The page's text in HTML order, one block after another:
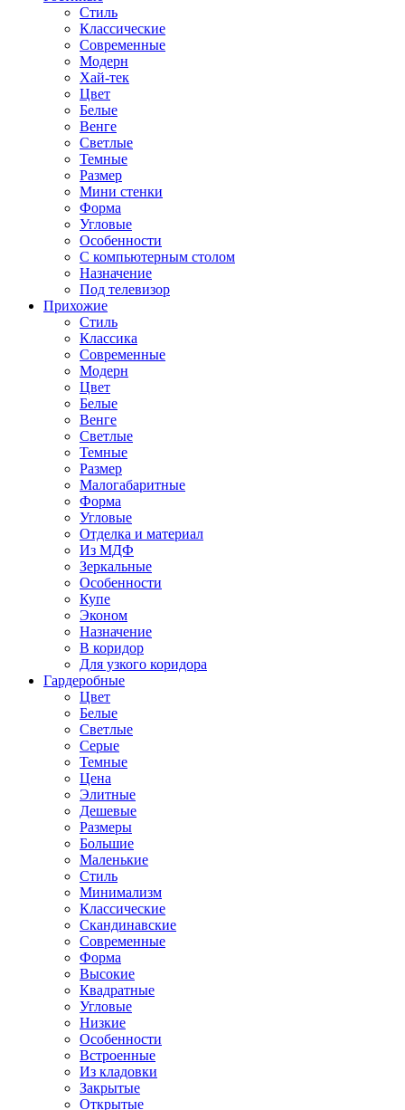
Стиль
Классические
Современные
Модерн
Хай-тек
Цвет
Белые
Венге
Светлые
Темные
Размер
Мини стенки
Форма
Угловые
Особенности
С компьютерным столом
Назначение
Под телевизор
Прихожие
Стиль
Классика
Современные
Модерн
Цвет
Белые
Венге
Светлые
Темные
Размер
Малогабаритные
Форма
Угловые
Отделка и материал
Из МДФ
Зеркальные
Особенности
Купе
Эконом
Назначение
В коридор
Для узкого коридора
Гардеробные
Цвет
Белые
Светлые
Серые
Темные
Цена
Элитные
Дешевые
Размеры
Большие
Маленькие
Стиль
Минимализм
Классические
Скандинавские
Современные
Форма
Высокие
Квадратные
Угловые
Низкие
Особенности
Встроенные
Из кладовки
Закрытые
Открытые